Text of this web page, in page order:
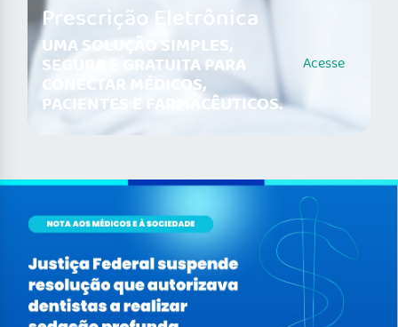
Prescrição Eletrônica
UMA SOLUÇÃO SIMPLES,
SEGURA E GRATUITA PARA
CONECTAR MÉDICOS,
PACIENTES E FARMACÊUTICOS.
Acesse